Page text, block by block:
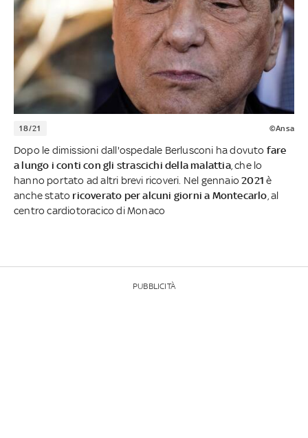
18/21 ©Ansa
Dopo le dimissioni dall'ospedale Berlusconi ha dovuto fare
a lungo i conti con gli strascichi della malattia, che lo
hanno portato ad altri brevi ricoveri. Nel gennaio2021 è
anche stato ricoverato per alcuni giorni a Montecarlo , al
centro cardiotoracico di Monaco
PUBBLICITÀ